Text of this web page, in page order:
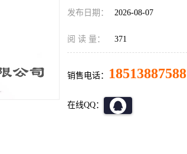
发布日期： 2026-08-07
阅 读 量： 371
销售电话： 18513887588
在线QQ：